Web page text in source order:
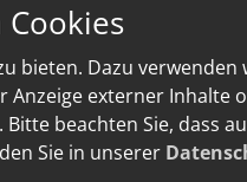
bieten. Dazu
externer
beachten Sie,
Sie in unserer